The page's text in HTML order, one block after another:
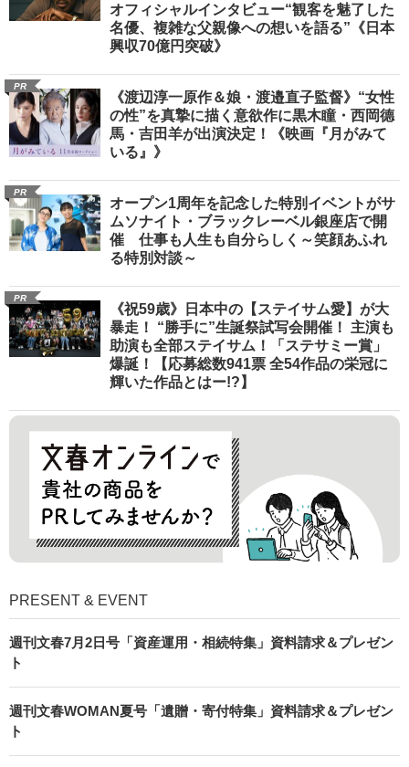
オフィシャルインタビュー“観客を魅了した
名優、複雑な父親像への想いを語る”《日本
興収70億円突破》
PR
《渡辺淳一原作＆娘・渡邉直子監督》“女性
の性”を真摯に描く意欲作に黒木瞳・西岡德
馬・吉田羊が出演決定！《映画『月がみて
いる』》
PR
オープン1周年を記念した特別イベントがサ
ムソナイト・ブラックレーベル銀座店で開
催 仕事も人生も自分らしく～笑顔あふれ
る特別対談～
PR
《祝59歳》日本中の【ステイサム愛】が大
暴走！ “勝手に”生誕祭試写会開催！ 主演も
助演も全部ステイサム！「ステサミー賞」
爆誕！【応募総数941票 全54作品の栄冠に
輝いた作品とはー!?】
PRESENT & EVENT
週刊文春7月2日号「資産運用・相続特集」資料請求＆プレゼン
ト
週刊文春WOMAN夏号「遺贈・寄付特集」資料請求＆プレゼン
ト